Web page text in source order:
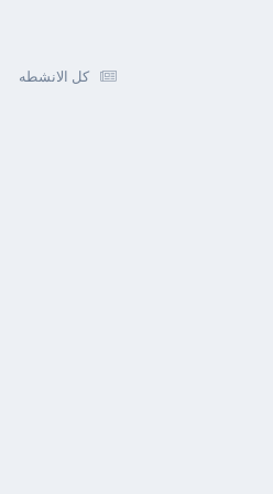
كل الانشطه